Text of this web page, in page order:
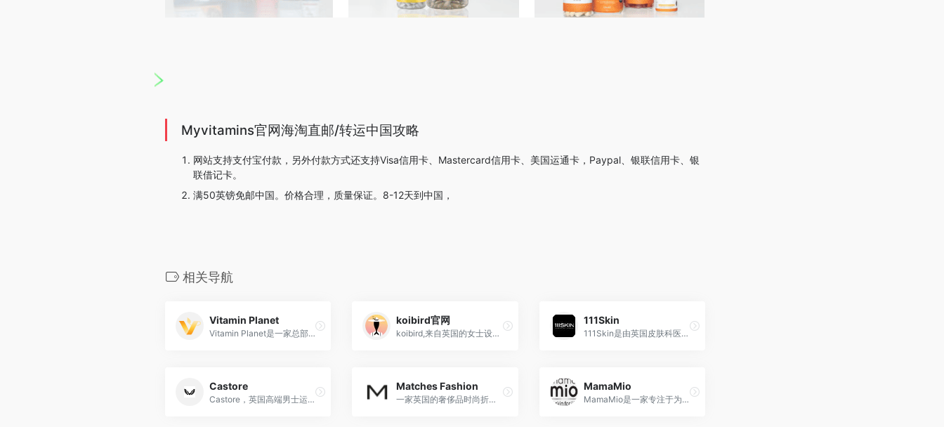
Myvitamins官网海淘直邮/转运中国攻略
网站支持支付宝付款，另外付款方式还支持Visa信用卡、Mastercard信用卡、美国运通卡，Paypal、银联信用卡、银
联借记卡。
满50英镑免邮中国。价格合理，质量保证。8-12天到中国，
相关导航
Vitamin Planet
Vitamin Planet是一家总部位于英国的领先保健营养品牌，专注于提供高质量的维生素、矿物质和营养补充品，致力于帮助顾客保持健康生活方式。
koibird官网
koibird,来自英国的女士设计师服装、沙滩装、泳装、鞋履配饰品牌
111Skin
111Skin是由英国皮肤科医生Dr. Yannis Alexandrides创立的高端护肤品牌，以医疗美学科技和高效成分为基础，致力于提供卓越的护肤体验。
Castore
Castore，英国高端男士运动服装品牌，致力于为运动员提供高品质、高性能和高科技的运动装备。
Matches Fashion
一家英国的奢侈品时尚折扣电商
MamaMio
MamaMio是一家专注于为孕妇和产后女性提供专业护理的护肤品牌，以天然成分和先进科技为基础，致力于保护妈妈们的肌肤健康和美丽。